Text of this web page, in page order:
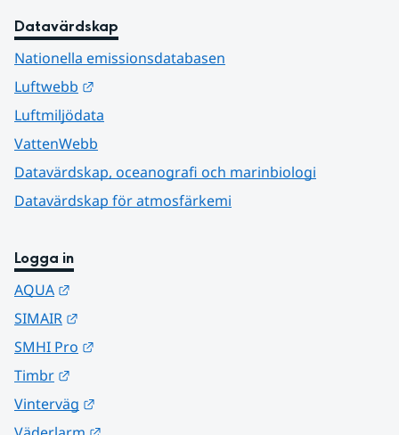
Datavärdskap
Nationella emissionsdatabasen
Luftwebb
Luftmiljödata
VattenWebb
Datavärdskap, oceanografi och marinbiologi
Datavärdskap för atmosfärkemi
Logga in
AQUA
SIMAIR
SMHI Pro
Timbr
Vinterväg